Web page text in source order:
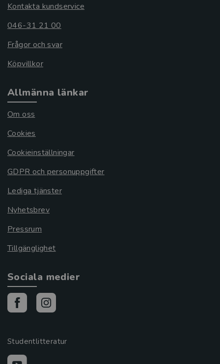
Kontakta kundservice
046-31 21 00
Frågor och svar
Köpvillkor
Allmänna länkar
Om oss
Cookies
Cookieinställningar
GDPR och personuppgifter
Lediga tjänster
Nyhetsbrev
Pressrum
Tillgänglighet
Sociala medier
Studentlitteratur